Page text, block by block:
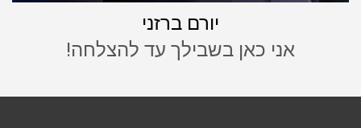
יורם ברזני
אני כאן בשבילך עד להצלחה!